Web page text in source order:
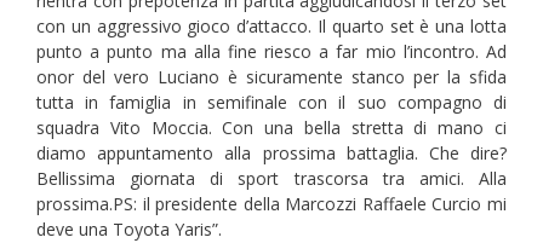
con un aggressivo gioco d’attacco. Il quarto set è una lotta
punto a punto ma alla fine riesco a far mio l’incontro. Ad
onor del vero Luciano è sicuramente stanco per la sfida
tutta in famiglia in semifinale con il suo compagno di
squadra Vito Moccia. Con una bella stretta di mano ci
diamo appuntamento alla prossima battaglia. Che dire?
Bellissima giornata di sport trascorsa tra amici. Alla
prossima.PS: il presidente della Marcozzi Raffaele Curcio mi
deve una Toyota Yaris”.